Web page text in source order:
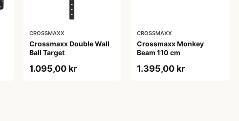
CROSSMAXX
Crossmaxx Double Wall
Ball Target
1.095,00 kr
CROSSMAXX
Crossmaxx Monkey
Beam 110 cm
1.395,00 kr